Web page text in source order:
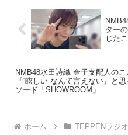
ター
じた
NMB48水田詩織 金子支配人のこ
『“眩しい”なんて言えない』と
ソード「SHOWROOM」
ホーム TEPPENラジオ